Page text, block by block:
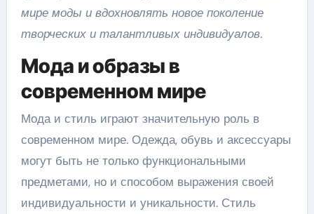
мире моды и вдохновлять новое поколение
творческих и талантливых индивидуалов.
Мода и образы в
современном мире
Мода и стиль играют значительную роль в
современном мире. Одежда, обувь и аксессуары
могут быть не только функциональными
предметами, но и способом выражения своей
индивидуальности и уникальности. Стиль